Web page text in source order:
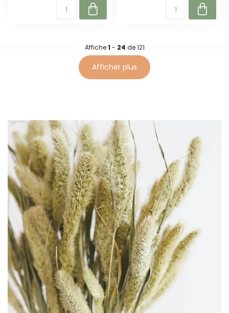
Affiche1 - 24 de 121
Afficher plus